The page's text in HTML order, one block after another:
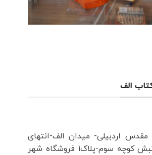
الف
مقدس اردبیلی- میدان الف-انتهای
خیابان الف- نبش کوچه سوم-پلاک1 فروشگاه شهر